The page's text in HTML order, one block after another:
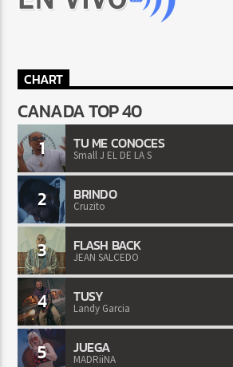
CHART
CANADA TOP 40
1 TU ME CONOCES
Small J EL DE LA S
2 BRINDO
Cruzito
3 FLASH BACK
JEAN SALCEDO
4 TUSY
Landy Garcia
5 JUEGA
MADRiiNA